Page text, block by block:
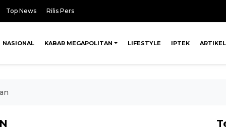
Top News Rilis Pers
NASIONAL KABAR MEGAPOLITAN LIFESTYLE IPTEK ARTIKEL